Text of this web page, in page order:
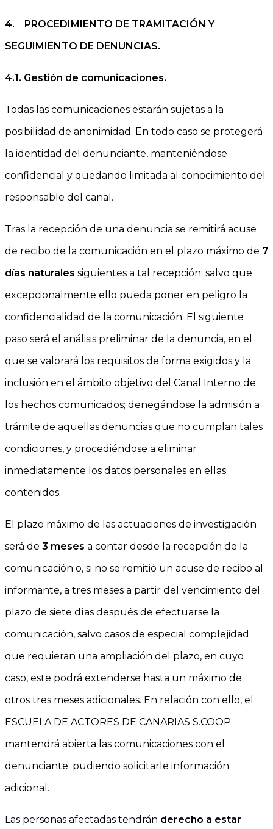
4.
PROCEDIMIENTO DE TRAMITACIÓN Y
SEGUIMIENTO DE DENUNCIAS.
4.1. Gestión de comunicaciones.
Todas las comunicaciones estarán sujetas a la
posibilidad de anonimidad. En todo caso se protegerá
la identidad del denunciante, manteniéndose
confidencial y quedando limitada al conocimiento del
responsable del canal.
Tras la recepción de una denuncia se remitirá acuse
de recibo de la comunicación en el plazo máximo de 7
días naturales siguientes a tal recepción; salvo que
excepcionalmente ello pueda poner en peligro la
confidencialidad de la comunicación. El siguiente
paso será el análisis preliminar de la denuncia, en el
que se valorará los requisitos de forma exigidos y la
inclusión en el ámbito objetivo del Canal Interno de
los hechos comunicados; denegándose la admisión a
trámite de aquellas denuncias que no cumplan tales
condiciones, y procediéndose a eliminar
inmediatamente los datos personales en ellas
contenidos.
El plazo máximo de las actuaciones de investigación
será de 3 meses a contar desde la recepción de la
comunicación o, si no se remitió un acuse de recibo al
informante, a tres meses a partir del vencimiento del
plazo de siete días después de efectuarse la
comunicación, salvo casos de especial complejidad
que requieran una ampliación del plazo, en cuyo
caso, este podrá extenderse hasta un máximo de
otros tres meses adicionales. En relación con ello, el
ESCUELA DE ACTORES DE CANARIAS S.COOP.
mantendrá abierta las comunicaciones con el
denunciante; pudiendo solicitarle información
adicional.
Las personas afectadas tendrán derecho a estar